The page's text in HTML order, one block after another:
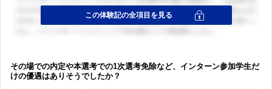
その場での内定や本選考での1次選考免除など、インターン参加学生だ
けの優遇はありそうでしたか？